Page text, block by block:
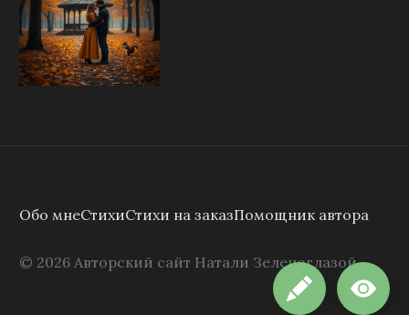
Обо мнеСтихиСтихи на заказПомощник автора
© 2026 Авторский сайт Натали Зеленоглазой